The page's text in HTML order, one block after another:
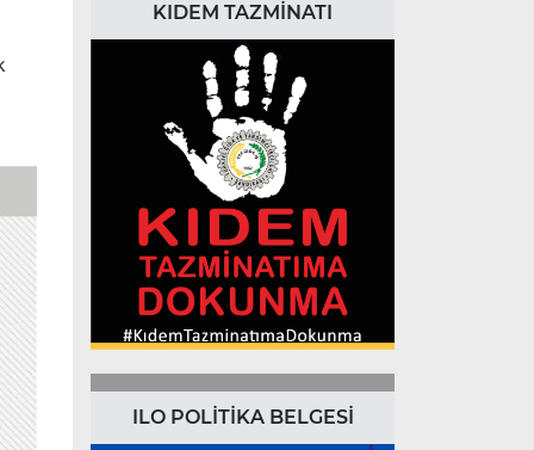
KIDEM TAZMİNATI
ILO POLİTİKA BELGESİ